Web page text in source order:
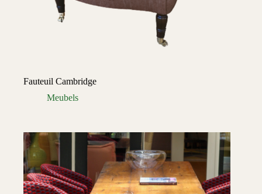
Fauteuil Cambridge
Meubels